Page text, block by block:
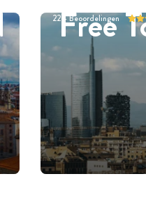
Free
224Beoordelingen